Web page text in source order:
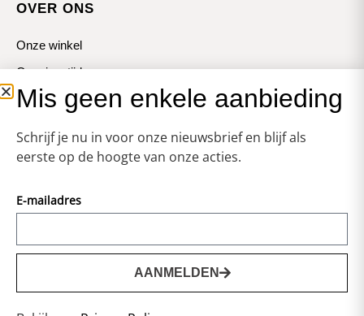
OVER ONS
Onze winkel
Openingstijden
Koopzondagen
Vormgeving & Techniek:
Mis geen enkele aanbieding
Schrijf je nu in voor onze nieuwsbrief en blijf als
eerste op de hoogte van onze acties.
E-mailadres
AANMELDEN